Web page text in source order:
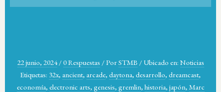
22 junio, 2024 /0 Respuestas /PorSTMB / Ubicado en: Noticias
Etiquetas: 32x, ancient, arcade, daytona, desarrollo, dreamcast,
economía, electronic arts, genesis, gremlin, historia, japón, Marc